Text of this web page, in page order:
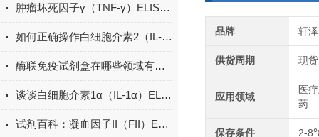
肿瘤坏死因子γ（TNF-γ）ELISA试剂盒的工作原理
如何正确操作白细胞介素2（IL-2）ELISA试剂盒？
酶联免疫试剂盒在哪些领域有广泛应用？
谈谈白细胞介素1α（IL-1α）ELISA试剂盒的操作步骤
试剂百科：凝血因子II（FII）ELISA试剂盒用途、特点、操作注意事项
品牌 轩
供货周期 现货
应用领域
医
药
保存条件 2-